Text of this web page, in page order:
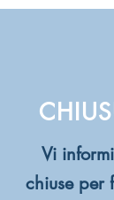
Vi
chiuse per